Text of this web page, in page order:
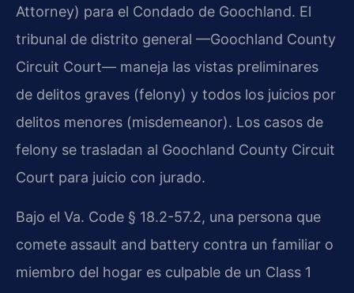
Attorney) para el Condado de Goochland. El
tribunal de distrito general —Goochland County
Circuit Court— maneja las vistas preliminares
de delitos graves (felony) y todos los juicios por
delitos menores (misdemeanor). Los casos de
felony se trasladan al Goochland County Circuit
Court para juicio con jurado.
Bajo el Va. Code § 18.2-57.2, una persona que
comete assault and battery contra un familiar o
miembro del hogar es culpable de un Class 1